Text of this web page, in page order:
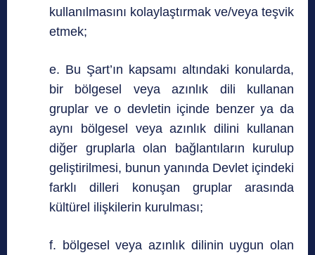
kullanılmasını kolaylaştırmak ve/veya teşvik
etmek;
e. Bu Şart’ın kapsamı altındaki konularda,
bir bölgesel veya azınlık dili kullanan
gruplar ve o devletin içinde benzer ya da
aynı bölgesel veya azınlık dilini kullanan
diğer gruplarla olan bağlantıların kurulup
geliştirilmesi, bunun yanında Devlet içindeki
farklı dilleri konuşan gruplar arasında
kültürel ilişkilerin kurulması;
f. bölgesel veya azınlık dilinin uygun olan